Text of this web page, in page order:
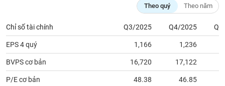
Theo quý Theo năm
Chỉ số tài chính Q3/2025 Q4/2025
EPS 4 quý 1,166 1,236
BVPS cơ bản 16,720 17,122
P/E cơ bản 48.38 46.85